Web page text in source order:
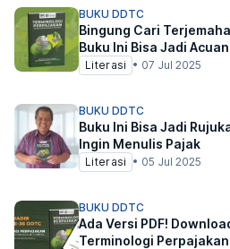
BUKU DDTC
Bingung Cari
Buku Ini Bisa Jadi Acuan
Literasi • 07 Jul 2025
BUKU DDTC
Buku Ini Bisa Jadi
Ingin Menulis Pajak
Literasi • 05 Jul 2025
BUKU DDTC
Ada Versi PDF!
Terminologi Perpajakan